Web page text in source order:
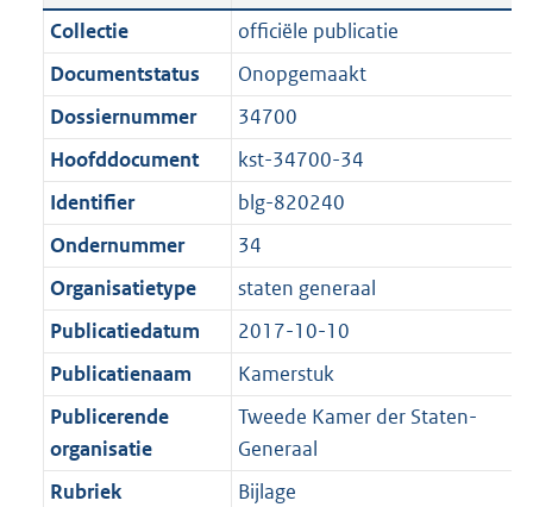
c
t
i
e
n
f
o
r
m
a
a
t
t
:
6
2
2
K
b
n
d
s
r
o
o
t
e
:
1
K
b
a
n
d
g
r
o
t
t
e
:
1
K
b
Collectie
officiële publicatie
Documentstatus
Onopgemaakt
Dossiernummer
34700
Hoofddocument
kst-34700-34
Identifier
blg-820240
Ondernummer
34
Organisatietype
staten generaal
Publicatiedatum
2017-10-10
Publicatienaam
Kamerstuk
Publicerende
organisatie
Tweede Kamer der Staten-
Generaal
Rubriek
Bijlage